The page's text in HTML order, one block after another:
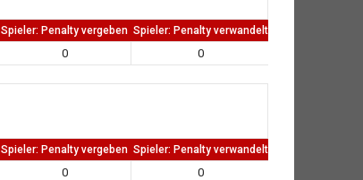
Spieler: Penalty vergeben Spieler: Penalty verwandelt
0 0
Spieler: Penalty vergeben Spieler: Penalty verwandelt
0 0